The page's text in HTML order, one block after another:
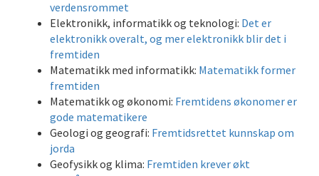
verdensrommet
Elektronikk, informatikk og teknologi: Det er
elektronikk overalt, og mer elektronikk blir det i
fremtiden
Matematikk med informatikk: Matematikk former
fremtiden
Matematikk og økonomi: Fremtidens økonomer er
gode matematikere
Geologi og geografi: Fremtidsrettet kunnskap om
jorda
Geofysikk og klima: Fremtiden krever økt